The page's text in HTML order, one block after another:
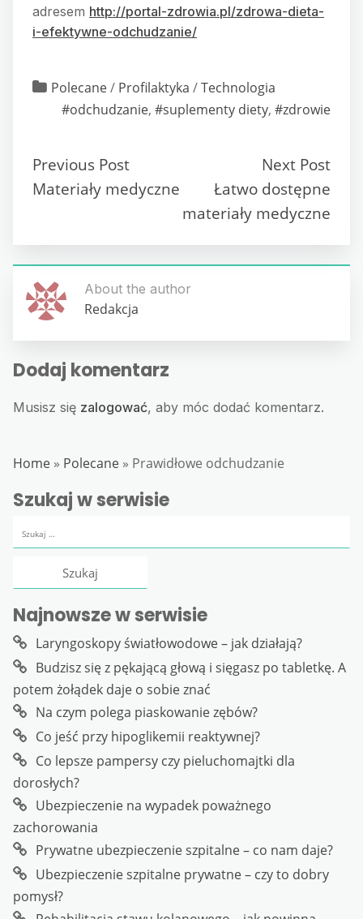
adresem http://portal-zdrowia.pl/zdrowa-dieta-
i-efektywne-odchudzanie/
Polecane/ Profilaktyka /Technologia
#odchudzanie, #suplementy diety, #zdrowie
Previous Post
Materiały medyczne
Next Post
Łatwo dostępne
materiały medyczne
About the author
Redakcja
Dodaj komentarz
Musisz się zalogować, aby móc dodać komentarz.
Home » Polecane » Prawidłowe odchudzanie
Szukaj w serwisie
Najnowsze w serwisie
Laryngoskopy światłowodowe – jak działają?
Budzisz się z pękającą głową i sięgasz po tabletkę. A
potem żołądek daje o sobie znać
Na czym polega piaskowanie zębów?
Co jeść przy hipoglikemii reaktywnej?
Co lepsze pampersy czy pieluchomajtki dla
dorosłych?
Ubezpieczenie na wypadek poważnego
zachorowania
Prywatne ubezpieczenie szpitalne – co nam daje?
Ubezpieczenie szpitalne prywatne – czy to dobry
pomysł?